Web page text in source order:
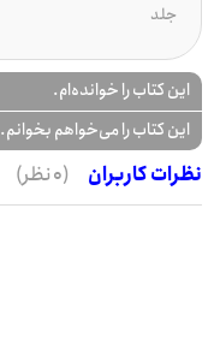
جلد
این کتاب را خوانده‌ام.
این کتاب را می‌خواهم بخوانم.
نظرات کاربران
(0 نظر)